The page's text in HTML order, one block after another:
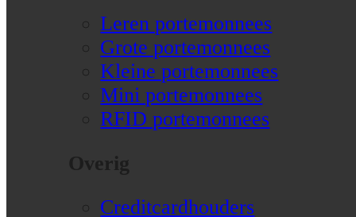
Leren portemonnees
Grote portemonnees
Kleine portemonnees
Mini portemonnees
RFID portemonnees
Overig
Creditcardhouders